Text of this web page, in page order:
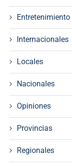
Entretenimiento
Internacionales
Locales
Nacionales
Opiniones
Provincias
Regionales